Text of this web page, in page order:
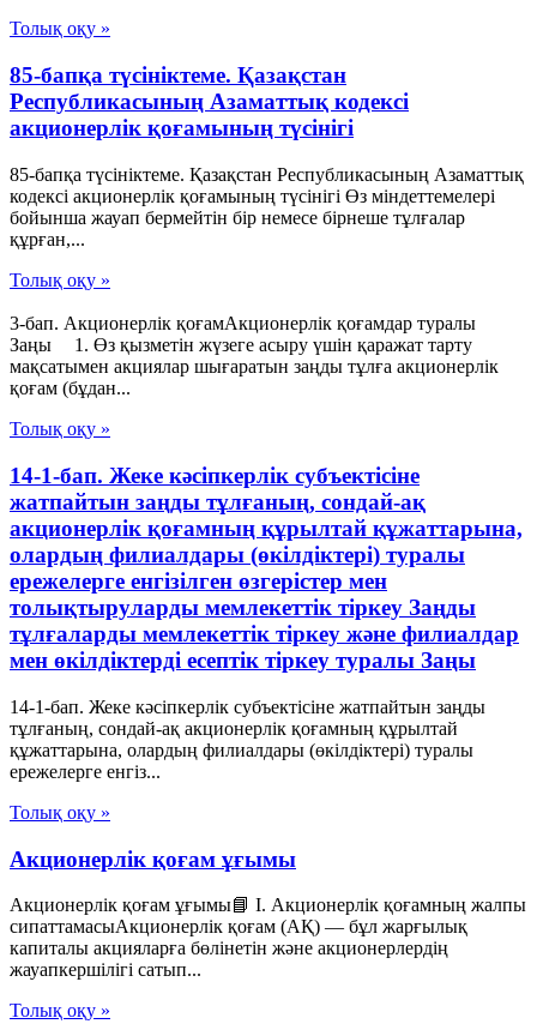
Толық оқу »
85-бапқа түсініктеме. Қазақстан
Республикасының Азаматтық кодексі
акционерлік қоғамының түсінігі
85-бапқа түсініктеме. Қазақстан Республикасының Азаматтық
кодексі акционерлік қоғамының түсінігі Өз міндеттемелері
бойынша жауап бермейтін бір немесе бірнеше тұлғалар
құрған,...
Толық оқу »
3-бап. Акционерлік қоғамАкционерлік қоғамдар туралы
Заңы 1. Өз қызметін жүзеге асыру үшін қаражат тарту
мақсатымен акциялар шығаратын заңды тұлға акционерлік
қоғам (бұдан...
Толық оқу »
14-1-бап. Жеке кәсіпкерлік субъектісіне
жатпайтын заңды тұлғаның, сондай-ақ
акционерлік қоғамның құрылтай құжаттарына,
олардың филиалдары (өкілдіктері) туралы
ережелерге енгізілген өзгерістер мен
толықтыруларды мемлекеттік тіркеу Заңды
тұлғаларды мемлекеттік тіркеу және филиалдар
мен өкілдіктерді есептік тіркеу туралы Заңы
14-1-бап. Жеке кәсіпкерлік субъектісіне жатпайтын заңды
тұлғаның, сондай-ақ акционерлік қоғамның құрылтай
құжаттарына, олардың филиалдары (өкілдіктері) туралы
ережелерге енгіз...
Толық оқу »
Акционерлік қоғам ұғымы
Акционерлік қоғам ұғымы📘 I. Акционерлік қоғамның жалпы
сипаттамасыАкционерлік қоғам (АҚ) — бұл жарғылық
капиталы акцияларға бөлінетін және акционерлердің
жауапкершілігі сатып...
Толық оқу »